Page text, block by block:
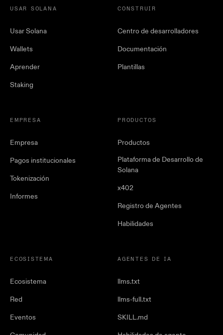
USAR SOLANA
Usar Solana
Wallets
Aprender
Staking
CONSTRUIR
Centro de desarrolladores
Documentación
Plantillas
EMPRESA
Empresa
Pagos institucionales
Tokenización
Informes
PRODUCTOS
Productos
Plataforma de Desarrollo de
Solana
x402
Registro de Agentes
Habilidades
ECOSISTEMA
Ecosistema
Red
Eventos
AGENTES DE IA
llms.txt
llms-full.txt
SKILL.md